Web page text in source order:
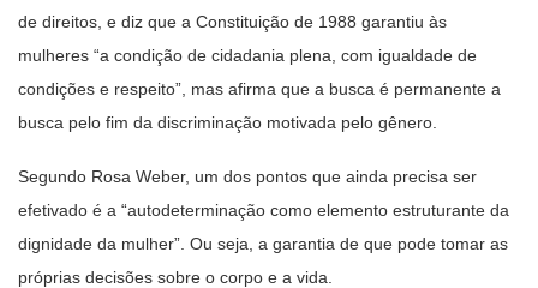
de direitos, e diz que a Constituição de 1988 garantiu às
mulheres “a condição de cidadania plena, com igualdade de
condições e respeito”, mas afirma que a busca é permanente a
busca pelo fim da discriminação motivada pelo gênero.
Segundo Rosa Weber, um dos pontos que ainda precisa ser
efetivado é a “autodeterminação como elemento estruturante da
dignidade da mulher”. Ou seja, a garantia de que pode tomar as
próprias decisões sobre o corpo e a vida.